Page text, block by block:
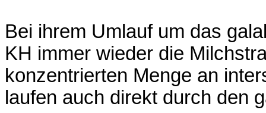
Bei ihrem Umlauf um das
KH immer wieder die
konzentrierten Menge an
laufen auch direkt durch den